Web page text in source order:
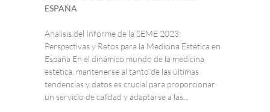
ESPAÑA
Análisis del Informe de la SEME 2023:
Perspectivas y Retos para la Medicina Estética en
España En el dinámico mundo de la medicina
estética, mantenerse al tanto de las últimas
tendencias y datos es crucial para proporcionar
un servicio de calidad y adaptarse a las...